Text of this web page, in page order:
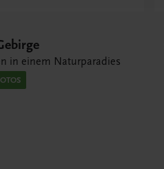
in einem Naturparadies